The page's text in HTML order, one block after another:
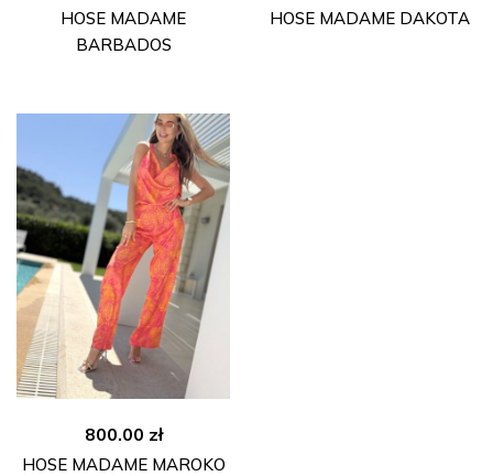
HOSE MADAME
BARBADOS
HOSE MADAME DAKOTA
800.00 zł
HOSE MADAME MAROKO